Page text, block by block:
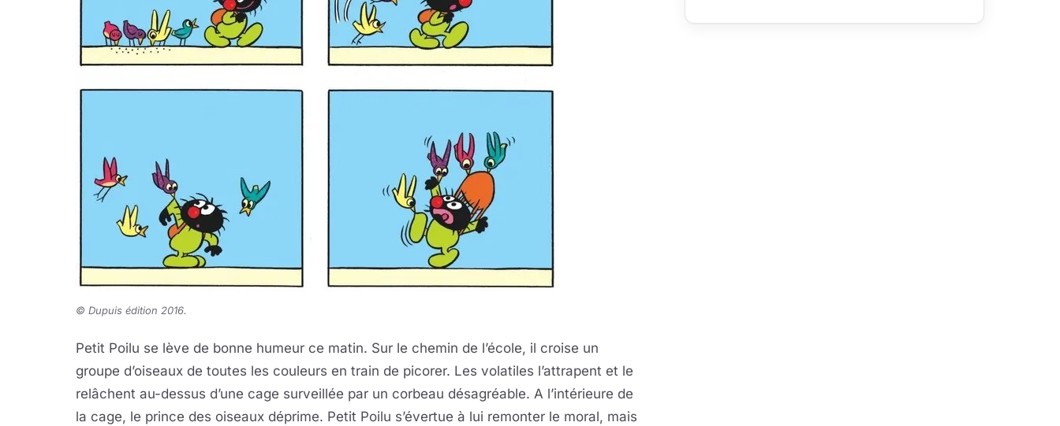
© Dupuis édition 2016.
Petit Poilu se lève de bonne humeur ce matin. Sur le chemin de l’école, il croise un
groupe d’oiseaux de toutes les couleurs en train de picorer. Les volatiles l’attrapent et le
relâchent au-dessus d’une cage surveillée par un corbeau désagréable. A l’intérieure de
la cage, le prince des oiseaux déprime. Petit Poilu s’évertue à lui remonter le moral, mais